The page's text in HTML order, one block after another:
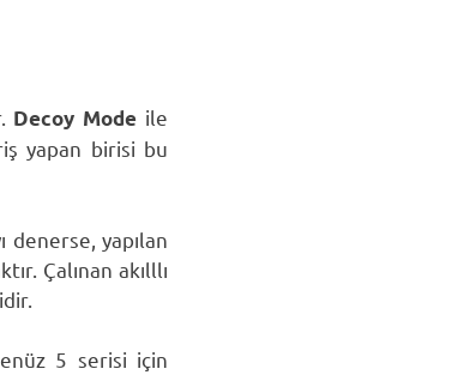
Decoy Mode ile
yapan birisi bu
yapılan
Çalınan akılllı
5 serisi için